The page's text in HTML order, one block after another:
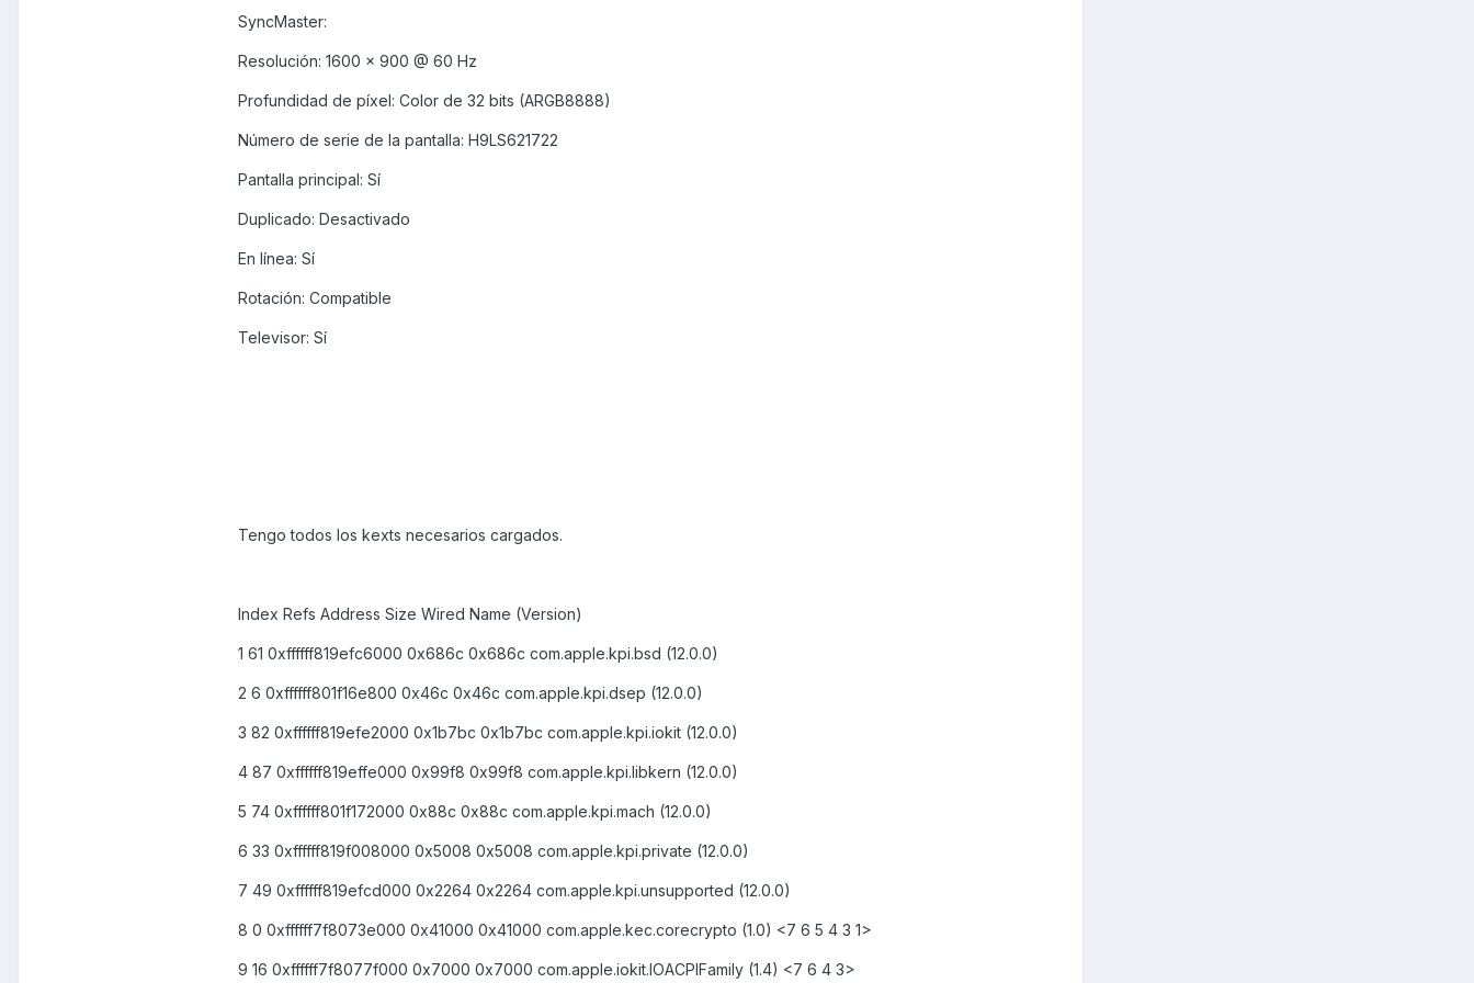
SyncMaster:
Resolución: 1600 x 900 @ 60 Hz
Profundidad de píxel: Color de 32 bits (ARGB8888)
Número de serie de la pantalla: H9LS621722
Pantalla principal: Sí
Duplicado: Desactivado
En línea: Sí
Rotación: Compatible
Televisor: Sí
Tengo todos los kexts necesarios cargados.
Index Refs Address Size Wired Name (Version)
1 61 0xffffff819efc6000 0x686c 0x686c com.apple.kpi.bsd (12.0.0)
2 6 0xffffff801f16e800 0x46c 0x46c com.apple.kpi.dsep (12.0.0)
3 82 0xffffff819efe2000 0x1b7bc 0x1b7bc com.apple.kpi.iokit (12.0.0)
4 87 0xffffff819effe000 0x99f8 0x99f8 com.apple.kpi.libkern (12.0.0)
5 74 0xffffff801f172000 0x88c 0x88c com.apple.kpi.mach (12.0.0)
6 33 0xffffff819f008000 0x5008 0x5008 com.apple.kpi.private (12.0.0)
7 49 0xffffff819efcd000 0x2264 0x2264 com.apple.kpi.unsupported (12.0.0)
8 0 0xffffff7f8073e000 0x41000 0x41000 com.apple.kec.corecrypto (1.0) <7 6 5 4 3 1>
9 16 0xffffff7f8077f000 0x7000 0x7000 com.apple.iokit.IOACPIFamily (1.4) <7 6 4 3>